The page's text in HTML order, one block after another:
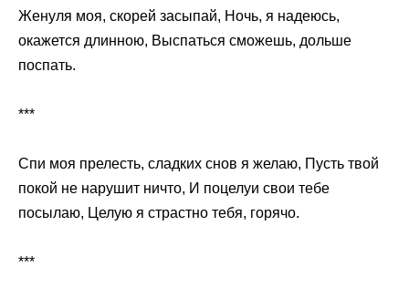
Женуля моя, скорей засыпай, Ночь, я надеюсь,
окажется длинною, Выспаться сможешь, дольше
поспать.
***
Спи моя прелесть, сладких снов я желаю, Пусть твой
покой не нарушит ничто, И поцелуи свои тебе
посылаю, Целую я страстно тебя, горячо.
***